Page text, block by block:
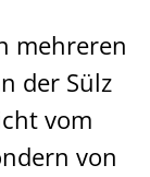
mehreren
der Sülz
vom
von